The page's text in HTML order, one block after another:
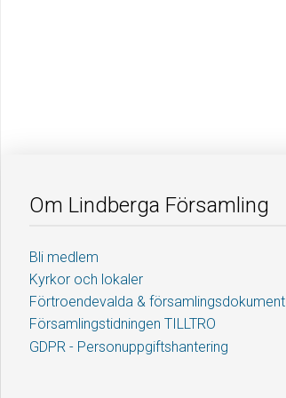
Om Lindberga Församling
Bli medlem
Kyrkor och lokaler
Förtroendevalda & församlingsdokument
Församlingstidningen TILLTRO
GDPR - Personuppgiftshantering